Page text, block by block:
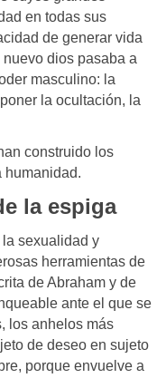
en todas sus
de generar vida
dios pasaba a
masculino: la
la ocultación, la
construido los
humanidad.
la espiga
sexualidad y
herramientas de
de Abraham y de
ante el que se
los anhelos más
de deseo en sujeto
porque envuelve a